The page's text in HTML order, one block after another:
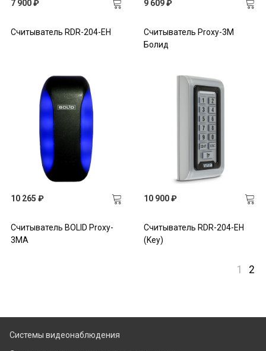
7 900 ₽
Считыватель RDR-204-EH
9 609 ₽
Считыватель Proxy-3M
Болид
10 265 ₽
Считыватель BOLID Proxy-
3MA
10 900 ₽
Считыватель RDR-204-EH
(Key)
1 2
Системы видеонаблюдения